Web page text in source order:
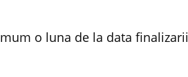
o luna de la data finalizarii